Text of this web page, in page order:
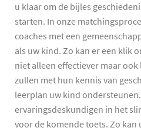
u klaar om de bijles
starten. In onze
coaches met een
als uw kind. Zo kan er een klik
niet alleen effectiever maar
zullen met hun kennis van
leerplan uw kind
ervaringsdeskundigen in het
voor de komende toets. Zo kan